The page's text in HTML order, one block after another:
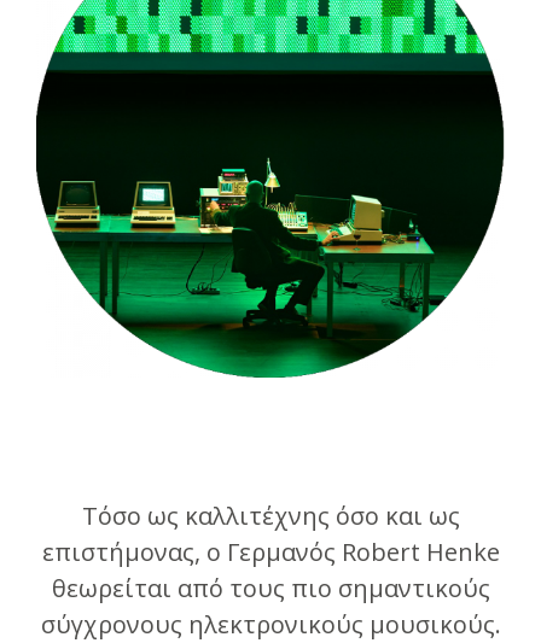
Τόσο ως καλλιτέχνης όσο και ως
επιστήμονας, ο Γερμανός Robert Henke
θεωρείται από τους πιο σημαντικούς
σύγχρονους ηλεκτρονικούς μουσικούς.